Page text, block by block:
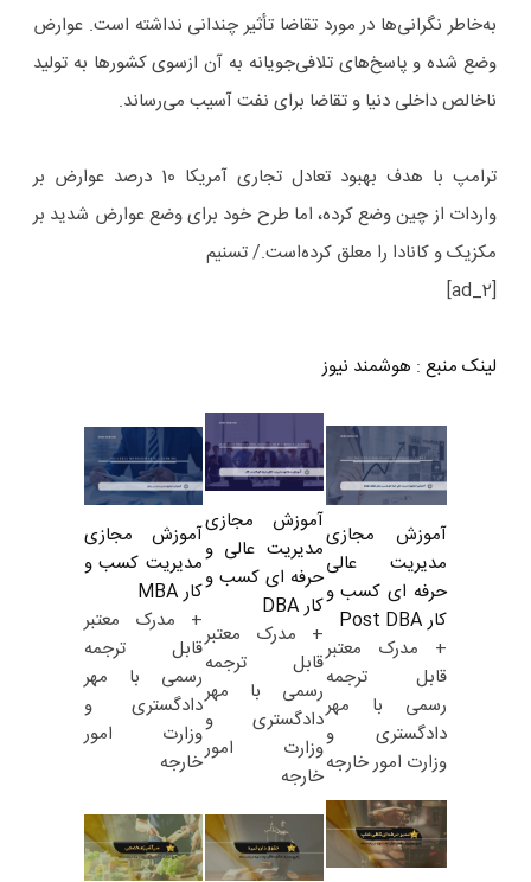
به‌خاطر نگرانی‌ها در مورد تقاضا تأثیر چندانی نداشته است. عوارض
وضع شده و پاسخ‌های تلافی‌جویانه به آن ازسوی کشورها به تولید
ناخالص داخلی دنیا و تقاضا برای نفت آسیب می‌رساند.
ترامپ با هدف بهبود تعادل تجاری آمریکا 10 درصد عوارض بر
واردات از چین وضع کرده، اما طرح خود برای وضع عوارض شدید بر
مکزیک و کانادا را معلق کرده‌است./ تسنیم
[ad_2]
لینک منبع : هوشمند نیوز
آموزش مجازی
مدیریت عالی
حرفه ای کسب و
کار Post DBA
+ مدرک معتبر
قابل ترجمه
رسمی با مهر
دادگستری و
وزارت امور خارجه
آموزش مجازی
مدیریت عالی و
حرفه ای کسب و
کار DBA
+ مدرک معتبر
قابل ترجمه
رسمی با مهر
دادگستری و
وزارت امور
خارجه
آموزش مجازی
مدیریت کسب و
کار MBA
+ مدرک معتبر
قابل ترجمه
رسمی با مهر
دادگستری و
وزارت امور
خارجه